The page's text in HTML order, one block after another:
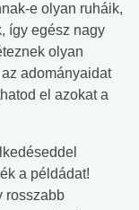
e olyan ruháik,
így egész nagy
olyan
adományaidat
el azokat a
a példádat!
rosszabb